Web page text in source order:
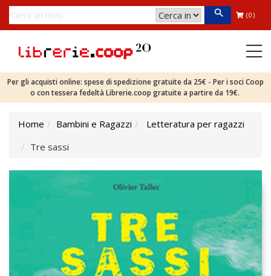
(0)
Per gli acquisti online: spese di spedizione gratuite da 25€ - Per i soci Coop
o con tessera fedeltà Librerie.coop gratuite a partire da 19€.
Home Bambini e Ragazzi
Letteratura per ragazzi
Tre sassi